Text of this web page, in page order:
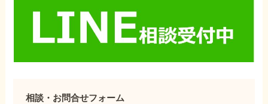
相談・お問合せフォーム